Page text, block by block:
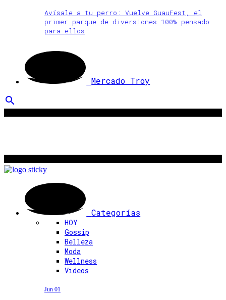
Avísale a tu perro: Vuelve GuauFest, el
primer parque de diversiones 100% pensado
para ellos
Mercado Troy
search
Categorías
HOY
Gossip
Belleza
Moda
Wellness
Videos
Jun 01